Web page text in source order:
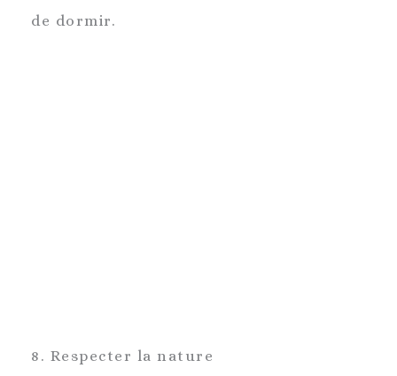
de dormir.
8. Respecter la nature